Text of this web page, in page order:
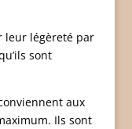
leur légèreté par
sont
aux
Ils sont